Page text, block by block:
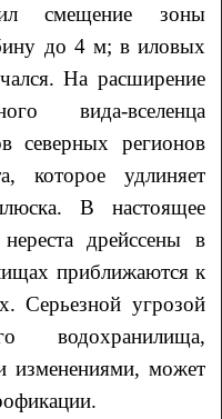
смещение зоны
до 4 м; в иловых
На расширение
вида-вселенца
северных регионов
которое удлиняет
В настоящее
дрейссены в
приближаются к
Серьезной угрозой
водохранилища,
изменениями, может